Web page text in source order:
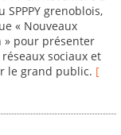
grenoblois,
« Nouveaux
» pour présenter
sociaux et
le grand public. [